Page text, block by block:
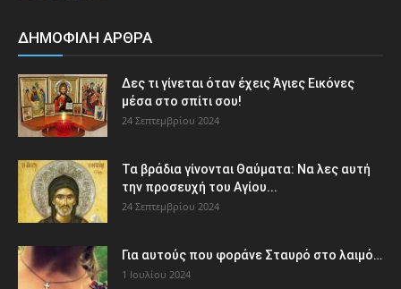
ΔΗΜΟΦΙΛΗ ΑΡΘΡΑ
Δες τι γίνεται όταν έχεις Άγιες Εικόνες
μέσα στο σπίτι σου!
24 Σεπτεμβρίου 2024
Τα βράδια γίνονται Θαύματα: Να λες αυτή
την προσευχή του Αγίου...
24 Σεπτεμβρίου 2024
Για αυτούς που φοράνε Σταυρό στο λαιμό…
1 Ιουλίου 2024